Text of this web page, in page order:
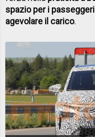
spazio per i passeggeri
agevolare il carico.